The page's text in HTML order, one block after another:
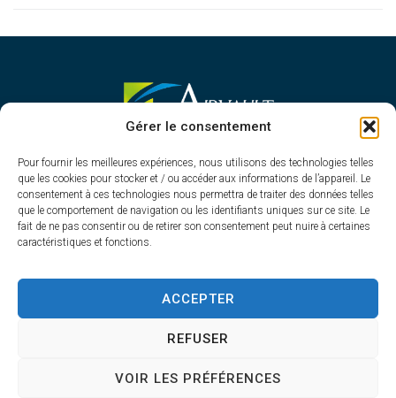
Gérer le consentement
Pour fournir les meilleures expériences, nous utilisons des technologies telles
que les cookies pour stocker et / ou accéder aux informations de l’appareil. Le
consentement à ces technologies nous permettra de traiter des données telles
que le comportement de navigation ou les identifiants uniques sur ce site. Le
fait de ne pas consentir ou de retirer son consentement peut nuire à certaines
caractéristiques et fonctions.
ACCEPTER
REFUSER
VOIR LES PRÉFÉRENCES
MAIRIE D'AIRVAULT
1 Rue Constant Balquet,
79600 Airvault
05 49 64 70 13
Contacter la mairie
Du lundi au vendredi
de 8h30 à 12h30 et de 13h45 à 17h30
AccessibilitéPlan du siteConfidentialité